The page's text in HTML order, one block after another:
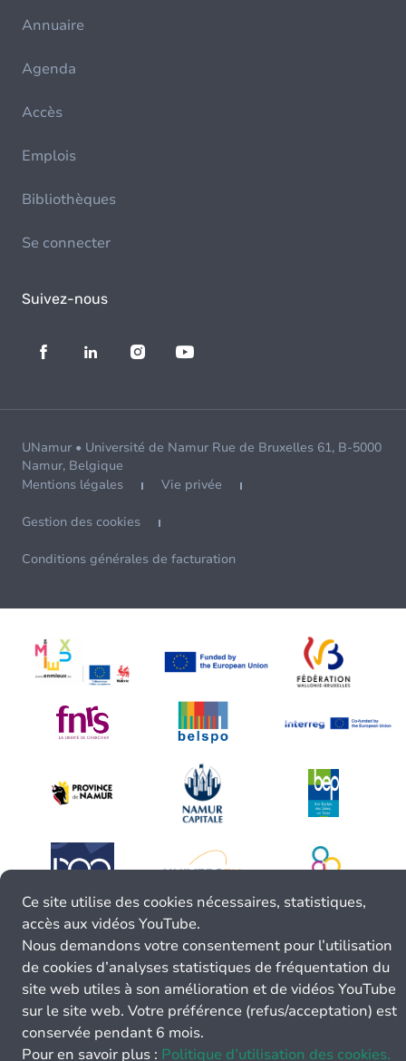
Annuaire
Agenda
Accès
Emplois
Bibliothèques
Se connecter
Suivez-nous
UNamur • Université de Namur Rue de Bruxelles 61, B-5000
Namur, Belgique
Mentions légales
Vie privée
Gestion des cookies
Conditions générales de facturation
Ce site utilise des cookies nécessaires, statistiques,
accès aux vidéos YouTube.
Nous demandons votre consentement pour l’utilisation
de cookies d’analyses statistiques de fréquentation du
site web utiles à son amélioration et de vidéos YouTube
sur le site web. Votre préférence (refus/acceptation) est
conservée pendant 6 mois.
Pour en savoir plus : Politique d’utilisation des cookies.